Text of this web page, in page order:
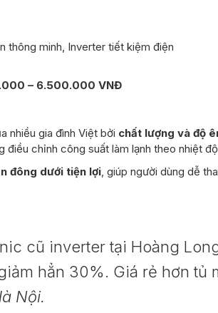
thông minh, Inverter tiết kiệm điện
– 6.500.000 VNĐ
nhiều gia đình Việt bởi chất lượng và độ
điều chỉnh công suất làm lạnh theo nhiệt
đông dưới tiện lợi , giúp người dùng dễ
cũ inverter tại Hoàng
hẳn 30%. Giá rẻ hơn tủ
Nội.